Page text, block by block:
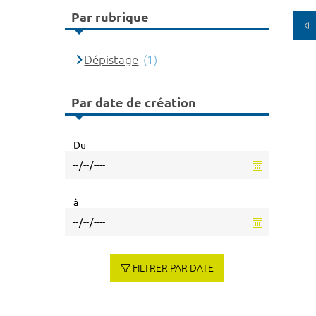
Par rubrique
Dépistage (1)
Par date de création
Du
à
FILTRER PAR DATE